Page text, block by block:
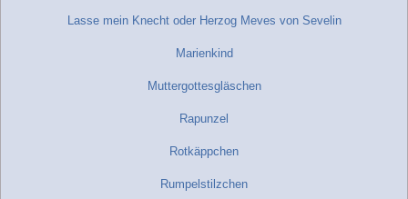
Lasse mein Knecht oder Herzog Meves von Sevelin
Marienkind
Muttergottesgläschen
Rapunzel
Rotkäppchen
Rumpelstilzchen